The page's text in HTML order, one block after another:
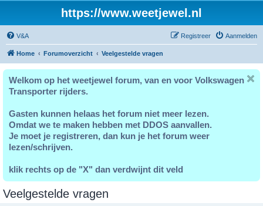
https://www.weetjewel.nl
V&A Aanmelden
Registreer
Home Forumoverzicht Veelgestelde vragen
Welkom op het weetjewel forum, van en voor Volkswagen
Transporter rijders.
Gasten kunnen helaas het forum niet meer lezen.
Omdat we te maken hebben met DDOS aanvallen.
Je moet je registreren, dan kun je het forum weer
lezen/schrijven.
klik rechts op de "X" dan verdwijnt dit veld
Veelgestelde vragen